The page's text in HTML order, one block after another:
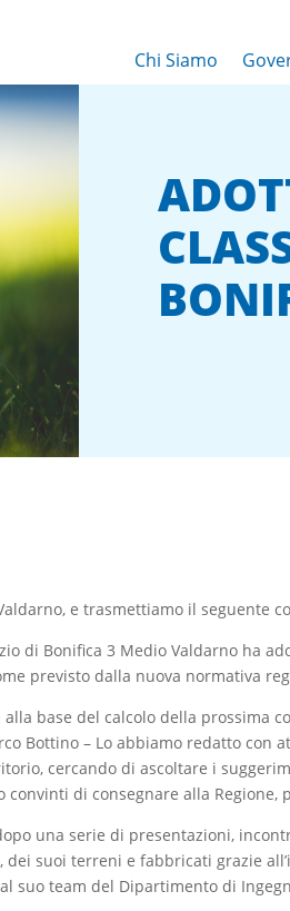
Chi Siamo
e trasmettiamo il seguente
di Bonifica 3 Medio Valdarno ha
previsto dalla nuova normativa
base del calcolo della
Bottino – Lo abbiamo redatto
cercando di ascoltare i
di consegnare alla Regione,
una serie di presentazioni,
suoi terreni e fabbricati grazie
suo team del Dipartimento di